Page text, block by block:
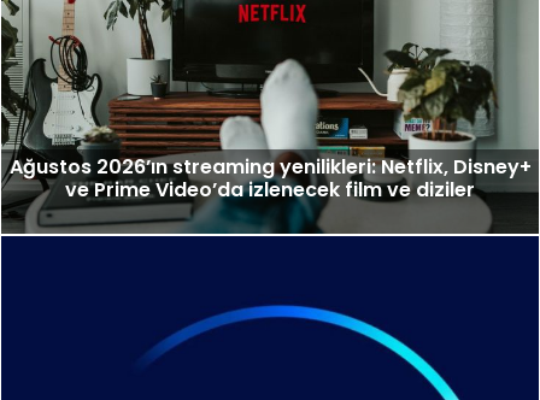
Ağustos 2026’ın streaming yenilikleri: Netflix, Disney+
ve Prime Video’da izlenecek film ve diziler